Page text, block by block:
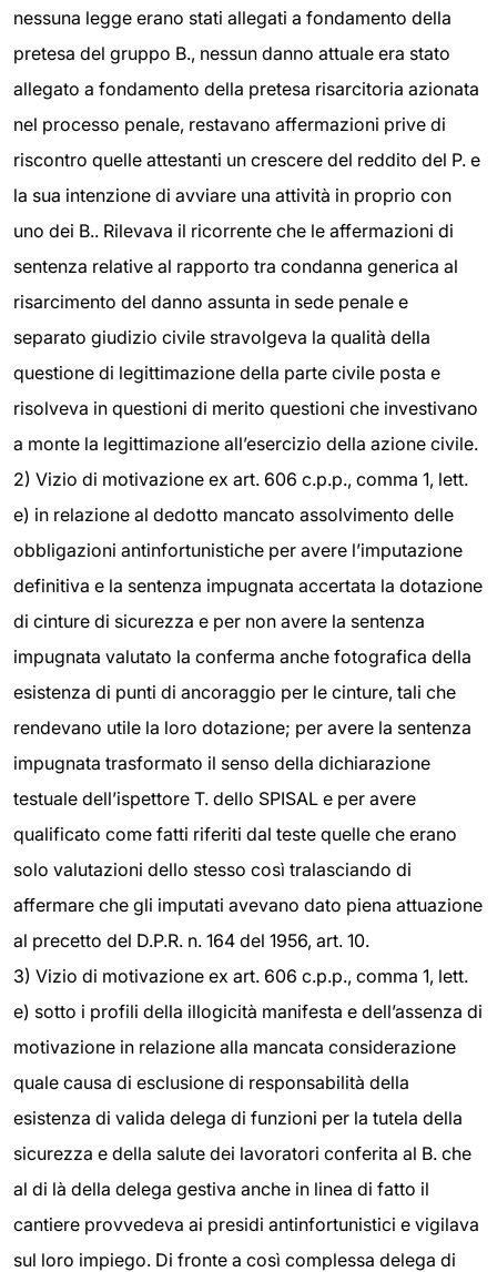
nessuna legge erano stati allegati a fondamento della
pretesa del gruppo B., nessun danno attuale era stato
allegato a fondamento della pretesa risarcitoria azionata
nel processo penale, restavano affermazioni prive di
riscontro quelle attestanti un crescere del reddito del P. e
la sua intenzione di avviare una attività in proprio con
uno dei B.. Rilevava il ricorrente che le affermazioni di
sentenza relative al rapporto tra condanna generica al
risarcimento del danno assunta in sede penale e
separato giudizio civile stravolgeva la qualità della
questione di legittimazione della parte civile posta e
risolveva in questioni di merito questioni che investivano
a monte la legittimazione all’esercizio della azione civile.
2) Vizio di motivazione ex art. 606 c.p.p., comma 1, lett.
e) in relazione al dedotto mancato assolvimento delle
obbligazioni antinfortunistiche per avere l’imputazione
definitiva e la sentenza impugnata accertata la dotazione
di cinture di sicurezza e per non avere la sentenza
impugnata valutato la conferma anche fotografica della
esistenza di punti di ancoraggio per le cinture, tali che
rendevano utile la loro dotazione; per avere la sentenza
impugnata trasformato il senso della dichiarazione
testuale dell’ispettore T. dello SPISAL e per avere
qualificato come fatti riferiti dal teste quelle che erano
solo valutazioni dello stesso così tralasciando di
affermare che gli imputati avevano dato piena attuazione
al precetto del D.P.R. n. 164 del 1956, art. 10.
3) Vizio di motivazione ex art. 606 c.p.p., comma 1, lett.
e) sotto i profili della illogicità manifesta e dell’assenza di
motivazione in relazione alla mancata considerazione
quale causa di esclusione di responsabilità della
esistenza di valida delega di funzioni per la tutela della
sicurezza e della salute dei lavoratori conferita al B. che
al di là della delega gestiva anche in linea di fatto il
cantiere provvedeva ai presidi antinfortunistici e vigilava
sul loro impiego. Di fronte a così complessa delega di